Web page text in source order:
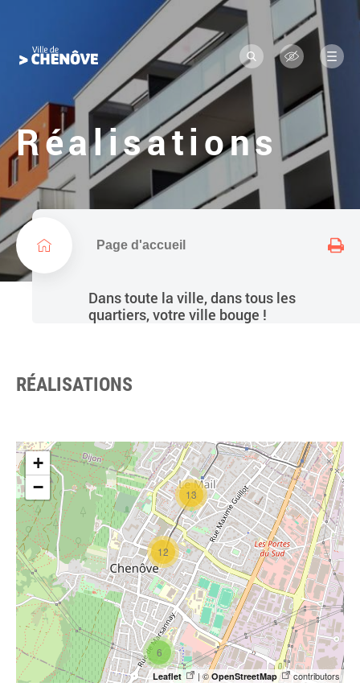
L
d
e
l
a
v
i
l
Navigation
principale
R
e
c
h
e
r
c
h
e
a
M
Réalisations
Page d'accueil
Dans toute la ville, dans tous les
quartiers, votre ville bouge !
RÉALISATIONS
12
13
6
+
−
Leaflet | ©OpenStreetMap contributors